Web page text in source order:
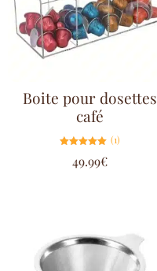
Boite pour dosettes
café
5.00
sur 5
(1)
49.99€